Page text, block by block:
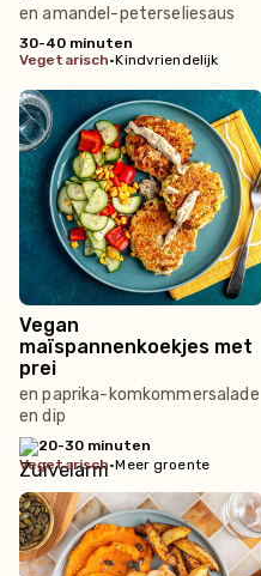
en amandel-peterseliesaus
30-40 minuten
vegetarisch•Kindvriendelijk
Vegan
maïspannenkoekjes met
prei
en paprika-komkommersalade
en dip
20-30 minuten
vegetarisch•Meer groente